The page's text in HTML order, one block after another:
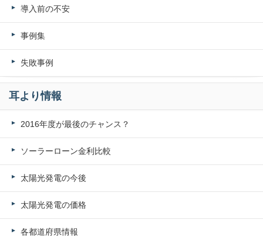
導入前の不安
事例集
失敗事例
耳より情報
2016年度が最後のチャンス？
ソーラーローン金利比較
太陽光発電の今後
太陽光発電の価格
各都道府県情報